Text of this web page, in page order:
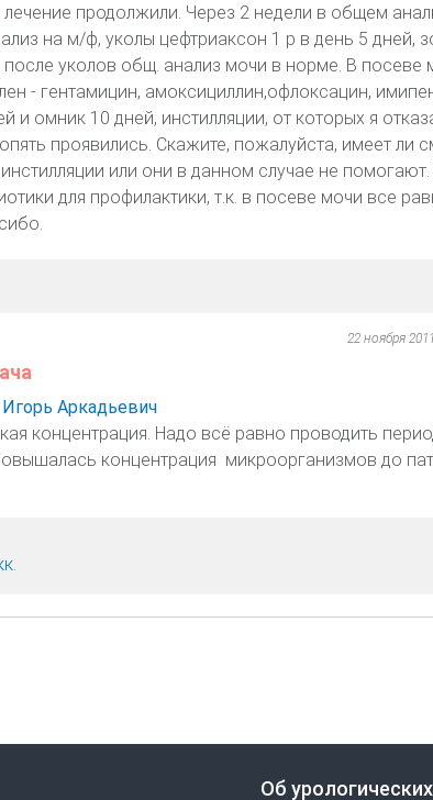
продолжили. Через 2 недели в общем
на м/ф, уколы цефтриаксон 1 р в день 5 дней,
после уколов общ. анализ мочи в норме. В посеве
- гентамицин, амоксициллин,офлоксацин,
и омник 10 дней, инстилляции, от которых я
проявились. Скажите, пожалуйста, имеет ли
или они в данном случае не
для профилактики, т.к. в посеве мочи все
22 ноября
Аркадьевич
концентрация. Надо всё равно проводить
концентрация микроорганизмов до
Об